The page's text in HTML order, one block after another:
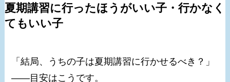
夏期講習に行ったほうがいい子・行かなく
てもいい子
「結局、うちの子は夏期講習に行かせるべき？」
——目安はこうです。